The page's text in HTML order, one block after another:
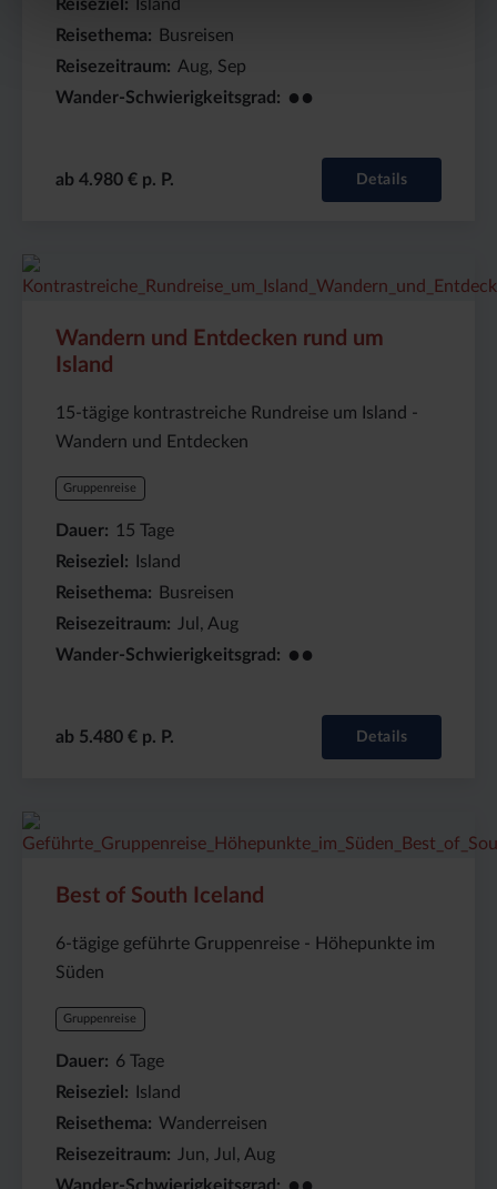
Reiseziel
Island
Reisethema
Busreisen
Reisezeitraum
Aug, Sep
Wander-Schwierigkeitsgrad
●●
ab 4.980 € p. P. Details
Wandern und Entdecken rund um
Island
15-tägige kontrastreiche Rundreise um Island -
Wandern und Entdecken
Gruppenreise
Dauer 15 Tage
Reiseziel
Island
Reisethema
Busreisen
Reisezeitraum
Jul, Aug
Wander-Schwierigkeitsgrad
●●
ab 5.480 € p. P. Details
Preis
(ab):
5480 €
Dauer:
15
Tage
Reiseziel
Island
Best of South Iceland
6-tägige geführte Gruppenreise - Höhepunkte im
Süden
Gruppenreise
Dauer 6 Tage
Reiseziel
Island
Reisethema
Wanderreisen
Reisezeitraum
Jun, Jul, Aug
Preis
(ab):
2880€
Dauer:
6
Reiseziel
Island